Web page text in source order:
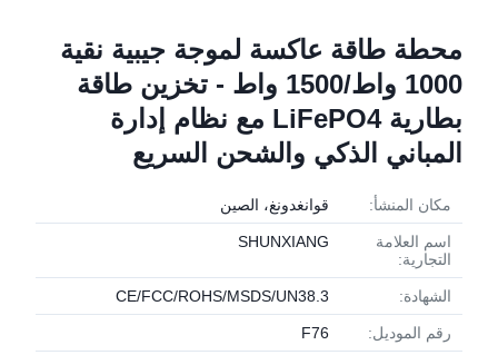
محطة طاقة عاكسة لموجة جيبية نقية
1000 واط/1500 واط - تخزين طاقة
بطارية LiFePO4 مع نظام إدارة
المباني الذكي والشحن السريع
مكان المنشأ: قوانغدونغ، الصين
اسم العلامة
التجارية:
SHUNXIANG
الشهادة: CE/FCC/ROHS/MSDS/UN38.3
رقم الموديل: F76